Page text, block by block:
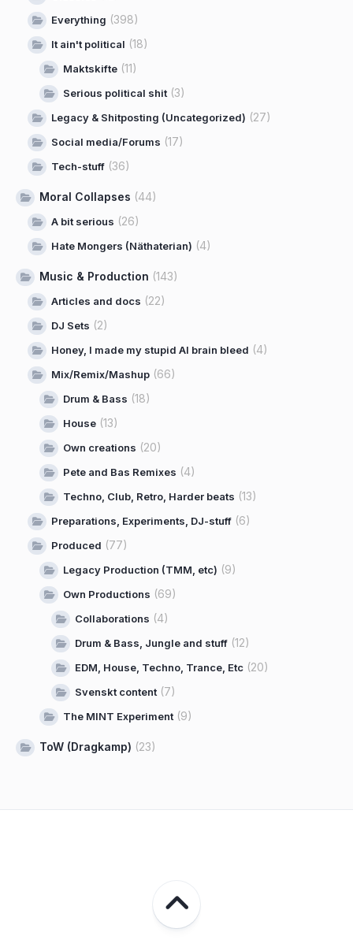
Everything (398)
It ain't political (18)
Maktskifte (11)
Serious political shit (3)
Legacy & Shitposting (Uncategorized) (27)
Social media/Forums (17)
Tech-stuff (36)
Moral Collapses (44)
A bit serious (26)
Hate Mongers (Näthaterian) (4)
Music & Production (143)
Articles and docs (22)
DJ Sets (2)
Honey, I made my stupid AI brain bleed (4)
Mix/Remix/Mashup (66)
Drum & Bass (18)
House (13)
Own creations (20)
Pete and Bas Remixes (4)
Techno, Club, Retro, Harder beats (13)
Preparations, Experiments, DJ-stuff (6)
Produced (77)
Legacy Production (TMM, etc) (9)
Own Productions (69)
Collaborations (4)
Drum & Bass, Jungle and stuff (12)
EDM, House, Techno, Trance, Etc (20)
Svenskt content (7)
The MINT Experiment (9)
ToW (Dragkamp) (23)